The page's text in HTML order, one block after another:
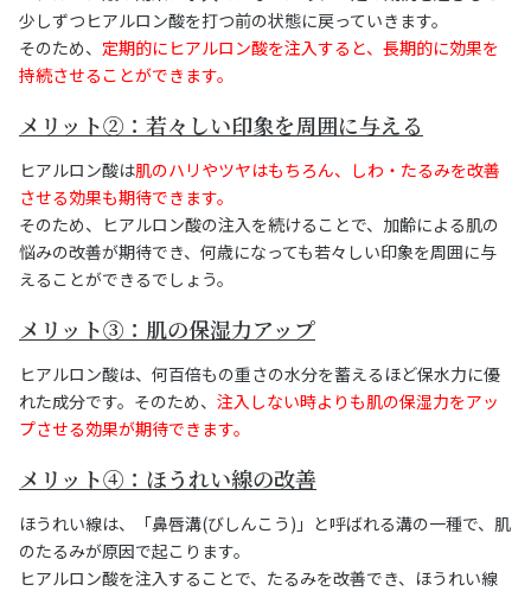
少しずつヒアルロン酸を打つ前の状態に戻っていきます。
そのため、 定期的にヒアルロン酸を注入すると、長期的に効果を
持続させることができます。
メリット②：若々しい印象を周囲に与える
ヒアルロン酸は肌のハリやツヤはもちろん、しわ・たるみを改善
させる効果も期待できます。
そのため、ヒアルロン酸の注入を続けることで、加齢による肌の
悩みの改善が期待でき、何歳になっても若々しい印象を周囲に与
えることができるでしょう。
メリット③：肌の保湿力アップ
ヒアルロン酸は、何百倍もの重さの水分を蓄えるほど保水力に優
れた成分です。そのため、 注入しない時よりも肌の保湿力をアッ
プさせる効果が期待できます。
メリット④：ほうれい線の改善
ほうれい線は、「鼻唇溝(びしんこう)」と呼ばれる溝の一種で、肌
のたるみが原因で起こります。
ヒアルロン酸を注入することで、たるみを改善でき、ほうれい線